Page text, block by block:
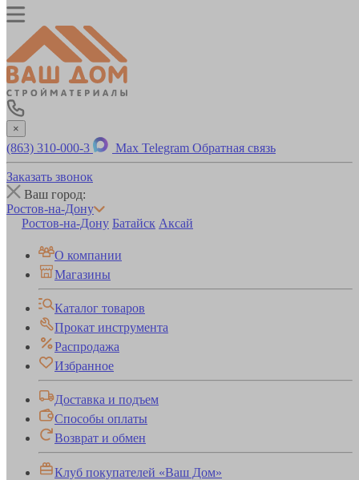
×
(863) 310-000-3 Max Telegram Обратная связь
Заказать звонок
Ваш город:
Ростов-на-Дону
Ростов-на-Дону Батайск Аксай
О компании
Магазины
Каталог товаров
Прокат инструмента
Распродажа
Избранное
Доставка и подъем
Способы оплаты
Возврат и обмен
Клуб покупателей «Ваш Дом»